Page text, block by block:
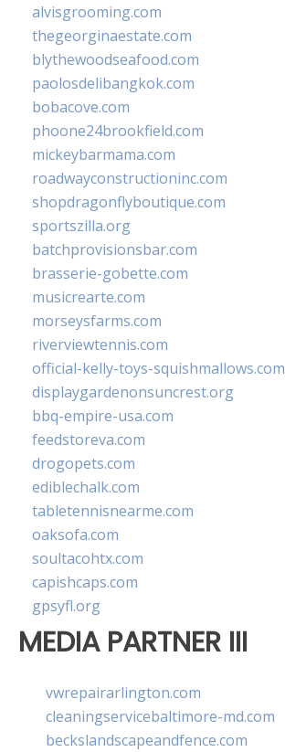
alvisgrooming.com
thegeorginaestate.com
blythewoodseafood.com
paolosdelibangkok.com
bobacove.com
phoone24brookfield.com
mickeybarmama.com
roadwayconstructioninc.com
shopdragonflyboutique.com
sportszilla.org
batchprovisionsbar.com
brasserie-gobette.com
musicrearte.com
morseysfarms.com
riverviewtennis.com
official-kelly-toys-squishmallows.com
displaygardenonsuncrest.org
bbq-empire-usa.com
feedstoreva.com
drogopets.com
ediblechalk.com
tabletennisnearme.com
oaksofa.com
soultacohtx.com
capishcaps.com
gpsyfl.org
MEDIA PARTNER III
vwrepairarlington.com
cleaningservicebaltimore-md.com
beckslandscapeandfence.com